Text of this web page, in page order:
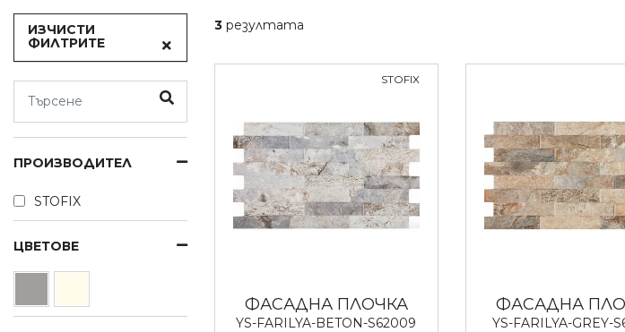
ИЗЧИСТИ
ФИЛТРИТЕ
ПРОИЗВОДИТЕЛ
STOFIX
ЦВЕТОВЕ
3 резултата
STOFIX
ФАСАДНА ПЛОЧКА
YS-FARILYA-BETON-S62009
ФАСАДНА
YS-FARILYA-GREY-